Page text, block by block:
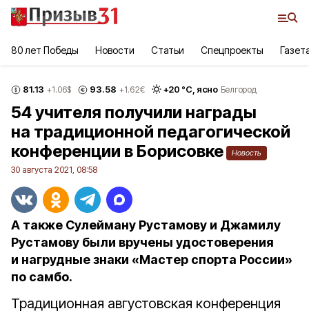
80 лет Победы Новости Статьи Спецпроекты
81.13 +1.06$ 93.58 +1.62€ +20 °С, ясно Белгород
54 учителя получили награды
на традиционной педагогической
конференции в Борисовке
Новость
30 августа 2021, 08:58
А также Сулейману Рустамову и Джамилу
Рустамову были вручены удостоверения
и нагрудные знаки «Мастер спорта России»
по самбо.
Традиционная августовская конференция